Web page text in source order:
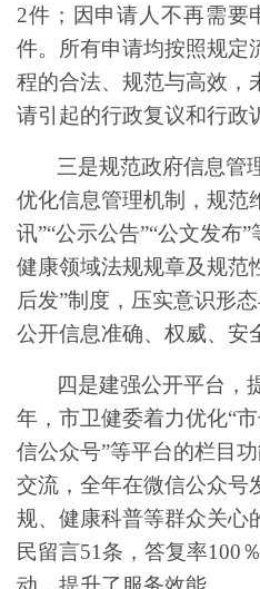
2件 ； 因申请人不再需要
件。 所有申请均按照规定
程的合法、规范与高效 ，
请引起的行政复议和行政
三是规范政府信息管
优化信息管理机制，规范
讯”“公示公告”“公文发布”
健康领域法规规章及规范
后发”制度，压实意识形
公开信息准确、权威、安
四是建强公开平台，
年， 市卫健委着力优化“
信公众号”等平台的栏目
交流，全年在微信公众号
规、健康科普等群众关心
民留言51条，答复率100％